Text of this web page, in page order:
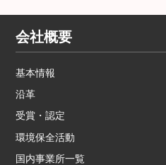
会社概要
基本情報
沿革
受賞・認定
環境保全活動
国内事業所一覧